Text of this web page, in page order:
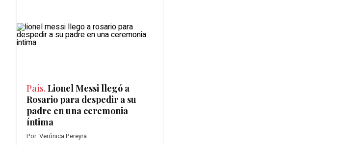
País. Lionel Messi llegó a
Rosario para despedir a su
padre en una ceremonia
íntima
Por Verónica Pereyra